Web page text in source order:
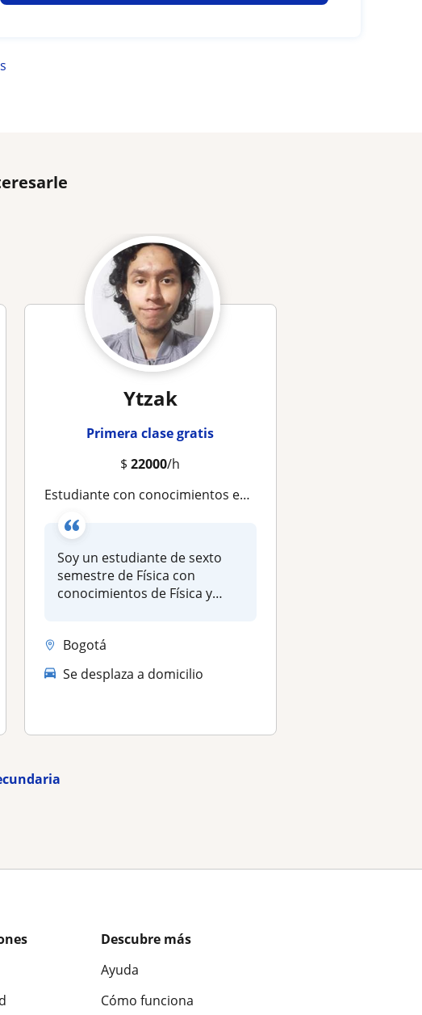
Ytzak
Primera clase gratis
$22000/h
Estudiante con conocimientos en Matemáticas y Física para primaria, secundaria y primeros semestres de universidad
Soy un estudiante de sexto
semestre de Física con
conocimientos de Física y
Bogotá
Se desplaza a domicilio
Descubre más
Ayuda
Cómo funciona